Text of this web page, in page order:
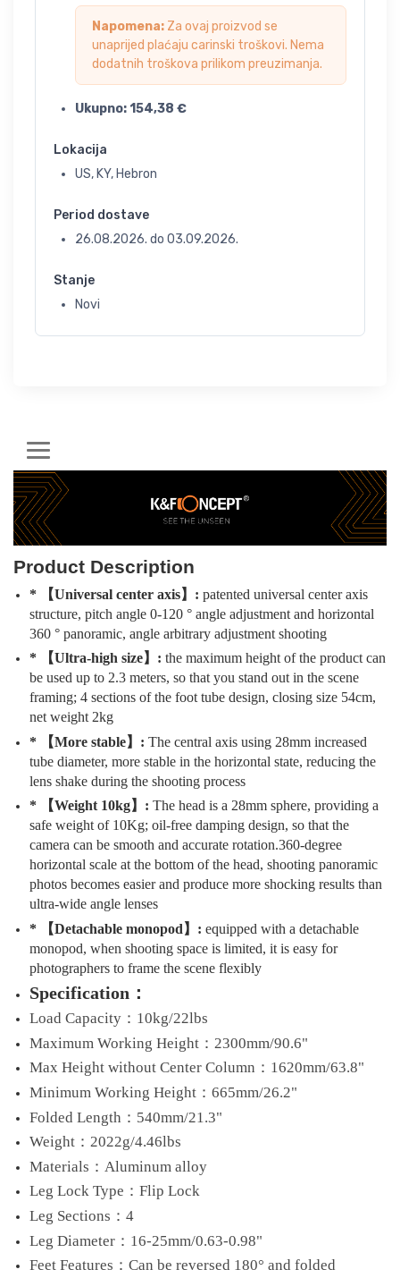
Napomena: Za ovaj proizvod se
unaprijed plaćaju carinski troškovi. Nema
dodatnih troškova prilikom preuzimanja.
Ukupno:154,38 €
Lokacija
US, KY, Hebron
Period dostave
26.08.2026. do 03.09.2026.
Stanje
Novi